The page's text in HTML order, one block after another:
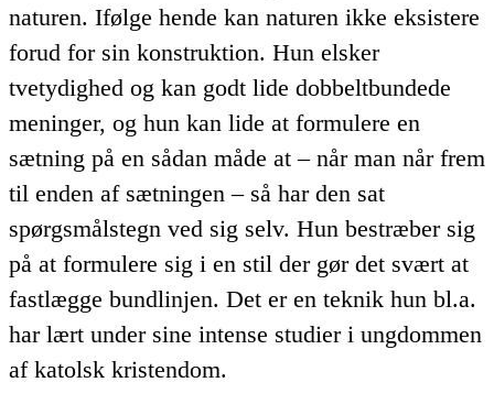
naturen. Ifølge hende kan naturen ikke eksistere
forud for sin konstruktion. Hun elsker
tvetydighed og kan godt lide dobbeltbundede
meninger, og hun kan lide at formulere en
sætning på en sådan måde at – når man når frem
til enden af sætningen – så har den sat
spørgsmålstegn ved sig selv. Hun bestræber sig
på at formulere sig i en stil der gør det svært at
fastlægge bundlinjen. Det er en teknik hun bl.a.
har lært under sine intense studier i ungdommen
af katolsk kristendom.